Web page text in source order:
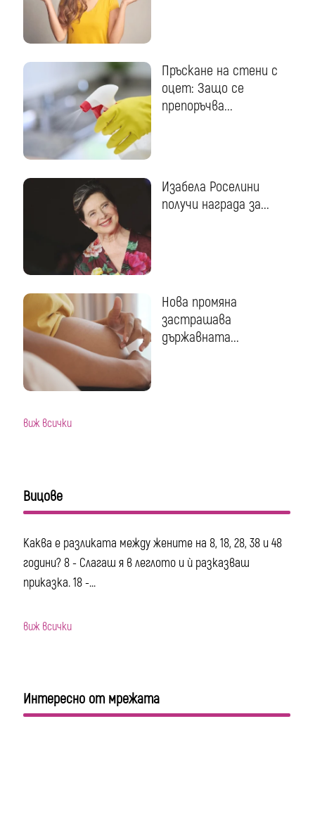
Пръскане на стени с
оцет: Защо се
препоръчва...
Изабела Роселини
получи награда за...
Нова промяна
застрашава
държавната...
виж всички
Вицове
Каква е разликата между жените на 8, 18, 28, 38 и 48
години? 8 - Слагаш я в леглото и ѝ разказваш
приказка. 18 -...
виж всички
Интересно от мрежата